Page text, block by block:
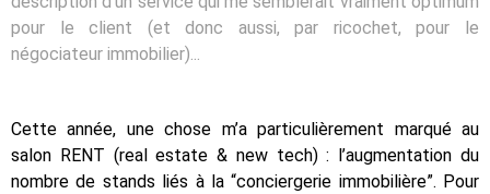
pour le client (et donc aussi, par ricochet, pour le
négociateur immobilier)...
Cette année, une chose m’a particulièrement marqué au
salon RENT (real estate & new tech) : l’augmentation du
nombre de stands liés à la “conciergerie immobilière”. Pour